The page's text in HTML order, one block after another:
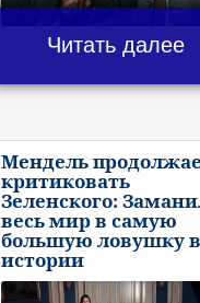
Читать далее
Мендель
критиковать
Зеленского:
весь мир в самую
большую ловушку в
истории